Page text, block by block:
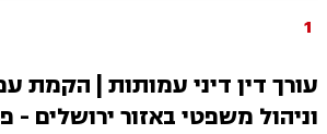
1
עורך דין דיני עמותות | הקמת
וניהול משפטי באזור ירושלים -